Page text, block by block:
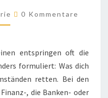
Kommentare
0 Kommentare
entspringen oft die
formuliert: Was dich
retten. Bei den
, die Banken- oder